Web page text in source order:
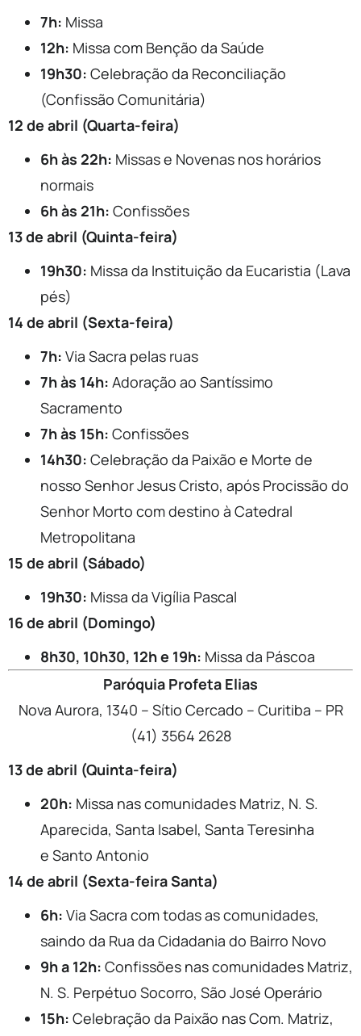
7h: Missa
12h: Missa com Benção da Saúde
19h30: Celebração da Reconciliação
(Confissão Comunitária)
12 de abril (Quarta-feira)
6h às 22h: Missas e Novenas nos horários
normais
6h às 21h: Confissões
13 de abril (Quinta-feira)
19h30: Missa da Instituição da Eucaristia (Lava
pés)
14 de abril (Sexta-feira)
7h: Via Sacra pelas ruas
7h às 14h: Adoração ao Santíssimo
Sacramento
7h às 15h: Confissões
14h30: Celebração da Paixão e Morte de
nosso Senhor Jesus Cristo, após Procissão do
Senhor Morto com destino à Catedral
Metropolitana
15 de abril (Sábado)
19h30: Missa da Vigília Pascal
16 de abril (Domingo)
8h30, 10h30, 12h e 19h: Missa da Páscoa
Paróquia Profeta Elias
Nova Aurora, 1340 – Sítio Cercado – Curitiba – PR
(41) 3564 2628
13 de abril (Quinta-feira)
20h: Missa nas comunidades Matriz, N. S.
Aparecida, Santa Isabel, Santa Teresinha
e Santo Antonio
14 de abril (Sexta-feira Santa)
6h: Via Sacra com todas as comunidades,
saindo da Rua da Cidadania do Bairro Novo
9h a 12h: Confissões nas comunidades Matriz,
N. S. Perpétuo Socorro, São José Operário
15h: Celebração da Paixão nas Com. Matriz,